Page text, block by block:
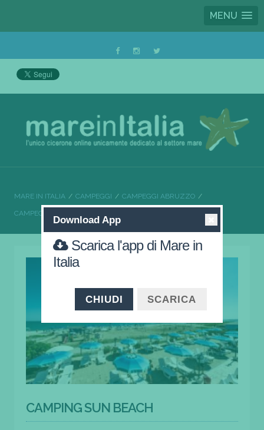
MENU
MARE IN ITALIA CAMPEGGI CAMPEGGI ABRUZZO
CAMPEGGI CHIETI
CAMPING SUN BEACH
Download App
Scarica l'app di Mare in
Italia
CHIUDI SCARICA